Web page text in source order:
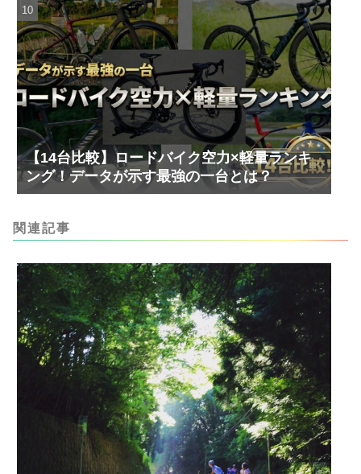
【14台比較】ロードバイク空力×軽量ランキ
ング！データが示す最強の一台とは？
関連記事